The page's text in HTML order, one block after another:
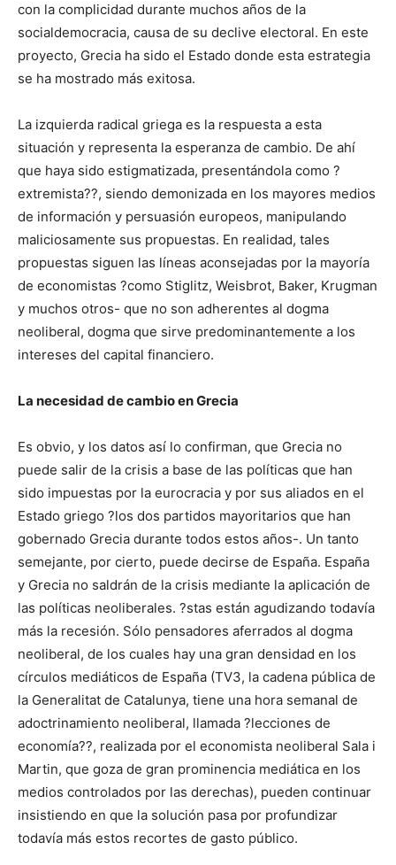
con la complicidad durante muchos años de la
socialdemocracia, causa de su declive electoral. En este
proyecto, Grecia ha sido el Estado donde esta estrategia
se ha mostrado más exitosa.
La izquierda radical griega es la respuesta a esta
situación y representa la esperanza de cambio. De ahí
que haya sido estigmatizada, presentándola como ?
extremista??, siendo demonizada en los mayores medios
de información y persuasión europeos, manipulando
maliciosamente sus propuestas. En realidad, tales
propuestas siguen las líneas aconsejadas por la mayoría
de economistas ?como Stiglitz, Weisbrot, Baker, Krugman
y muchos otros- que no son adherentes al dogma
neoliberal, dogma que sirve predominantemente a los
intereses del capital financiero.
La necesidad de cambio en Grecia
Es obvio, y los datos así lo confirman, que Grecia no
puede salir de la crisis a base de las políticas que han
sido impuestas por la eurocracia y por sus aliados en el
Estado griego ?los dos partidos mayoritarios que han
gobernado Grecia durante todos estos años-. Un tanto
semejante, por cierto, puede decirse de España. España
y Grecia no saldrán de la crisis mediante la aplicación de
las políticas neoliberales. ?stas están agudizando todavía
más la recesión. Sólo pensadores aferrados al dogma
neoliberal, de los cuales hay una gran densidad en los
círculos mediáticos de España (TV3, la cadena pública de
la Generalitat de Catalunya, tiene una hora semanal de
adoctrinamiento neoliberal, llamada ?lecciones de
economía??, realizada por el economista neoliberal Sala i
Martin, que goza de gran prominencia mediática en los
medios controlados por las derechas), pueden continuar
insistiendo en que la solución pasa por profundizar
todavía más estos recortes de gasto público.